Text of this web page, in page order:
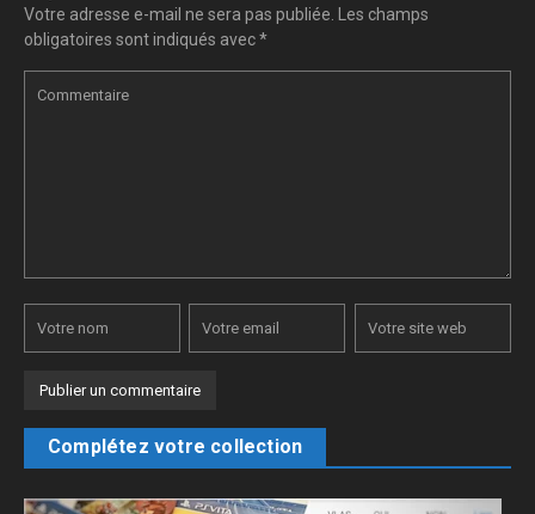
Votre adresse e-mail ne sera pas publiée.
Les champs
obligatoires sont indiqués avec*
Complétez votre collection